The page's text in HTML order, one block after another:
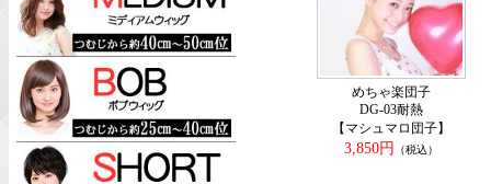
めちゃ楽団子
DG-03耐熱
【マシュマロ団子】
3,850円
（税込）